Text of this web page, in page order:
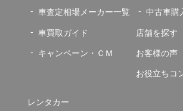
車査定相場メーカー一覧
車買取ガイド
キャンペーン・ＣＭ
中古車購
店舗を探す
お客様の声
お役立ちコ
レンタカー